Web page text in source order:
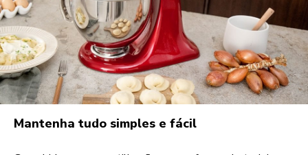
Mantenha tudo simples e fácil